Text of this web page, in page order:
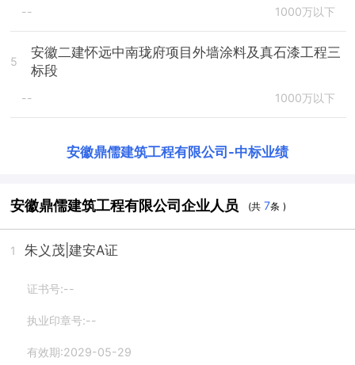
-- 1000万以下
5
安徽二建怀远中南珑府项目外墙涂料及真石漆工程三
标段
-- 1000万以下
安徽鼎儒建筑工程有限公司 -中标业绩
安徽鼎儒建筑工程有限公司企业人员 (共7条 )
1 朱义茂 |建安A证
证书号:--
执业印章号:--
有效期:2029-05-29